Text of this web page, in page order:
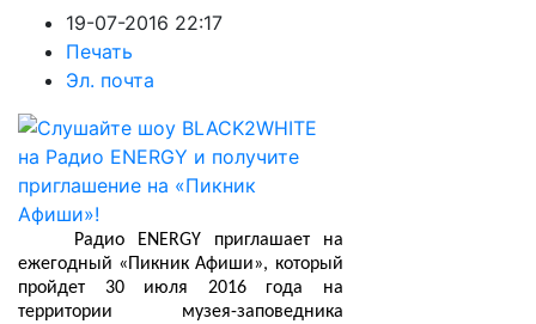
19-07-2016 22:17
Печать
Эл. почта
Радио ENERGY приглашает на
ежегодный «Пикник Афиши», который
пройдет 30 июля 2016 года на
территории музея-заповедника